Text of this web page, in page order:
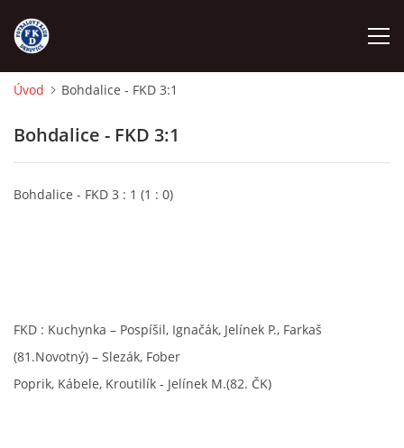
NÁBOR
STARŠÍ DOROST
STARŠÍ ŽÁCI
Úvod Bohdalice - FKD 3:1
Bohdalice - FKD 3:1
Bohdalice - FKD 3 : 1 (1 : 0)
FKD : Kuchynka – Pospíšil, Ignačák, Jelínek P., Farkaš
(81.Novotný) – Slezák, Fober
Poprik, Kábele, Kroutilík - Jelínek M.(82. ČK)